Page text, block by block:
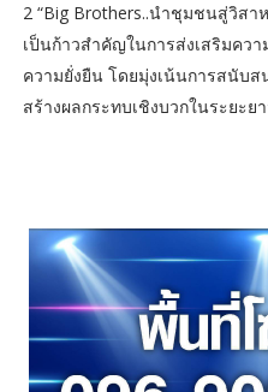
2 “Big Brothers..นำชุมชนสู่วิสา
เป็นก้าวสำคัญในการส่งเสริมค
ความยั่งยืน โดยมุ่งเน้นการสนับ
สร้างผลกระทบเชิงบวกในระยะย